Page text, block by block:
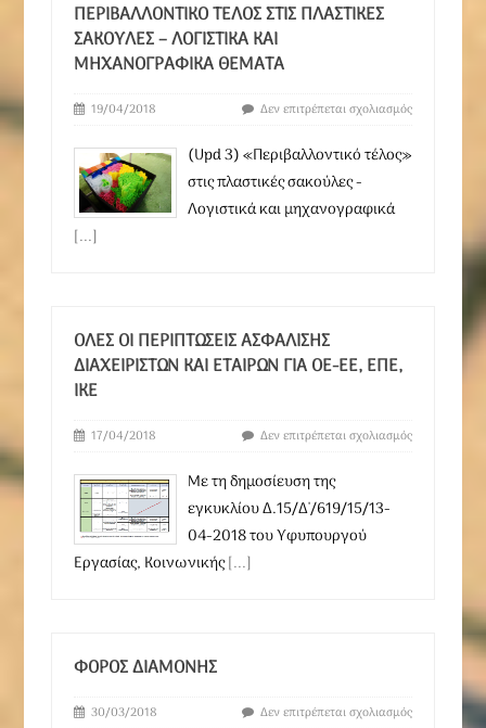
ΠΕΡΙΒΑΛΛΟΝΤΙΚΌ ΤΈΛΟΣ ΣΤΙΣ ΠΛΑΣΤΙΚΈΣ
ΣΑΚΟΎΛΕΣ – ΛΟΓΙΣΤΙΚΆ ΚΑΙ
ΜΗΧΑΝΟΓΡΑΦΙΚΆ ΘΈΜΑΤΑ
19/04/2018 Δεν επιτρέπεται σχολιασμός
(Upd 3) «Περιβαλλοντικό τέλος»
στις πλαστικές σακούλες -
Λογιστικά και μηχανογραφικά
[...]
ΌΛΕΣ ΟΙ ΠΕΡΙΠΤΏΣΕΙΣ ΑΣΦΆΛΙΣΗΣ
ΔΙΑΧΕΙΡΙΣΤΏΝ ΚΑΙ ΕΤΑΊΡΩΝ ΓΙΑ ΟΕ-ΕΕ, ΕΠΕ,
ΙΚΕ
17/04/2018 Δεν επιτρέπεται σχολιασμός
Με τη δημοσίευση της
εγκυκλίου Δ.15/Δ'/619/15/13-
04-2018 του Υφυπουργού
Εργασίας, Κοινωνικής[...]
ΦΟΡΟΣ ΔΙΑΜΟΝΉΣ
30/03/2018 Δεν επιτρέπεται σχολιασμός